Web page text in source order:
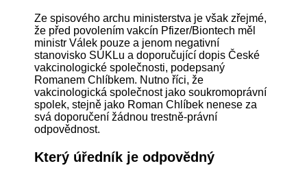
Ze spisového archu ministerstva je však zřejmé,
že před povolením vakcín Pfizer/Biontech měl
ministr Válek pouze a jenom negativní
stanovisko SÚKLu a doporučující dopis České
vakcinologické společnosti, podepsaný
Romanem Chlíbkem. Nutno říci, že
vakcinologická společnost jako soukromoprávní
spolek, stejně jako Roman Chlíbek nenese za
svá doporučení žádnou trestně-právní
odpovědnost.
Který úředník je odpovědný